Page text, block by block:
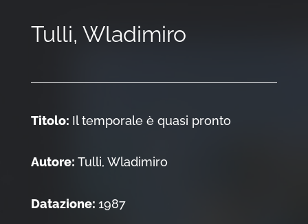
Tulli, Wladimiro
Titolo: Il temporale è quasi pronto
Autore: Tulli, Wladimiro
Datazione: 1987